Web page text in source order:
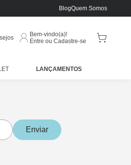
BlogQuem Somos
Bem-vindo(a)!
Entre ou Cadastre-se
LANÇAMENTOS
Enviar